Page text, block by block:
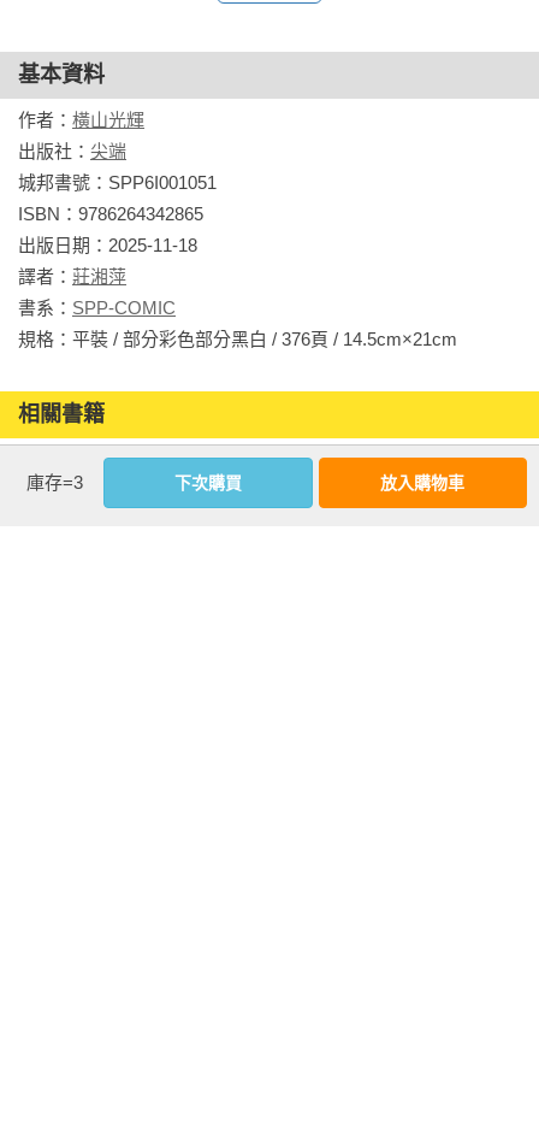
基本資料
作者： 橫山光輝
出版社： 尖端
城邦書號：SPP6I001051
ISBN：9786264342865
出版日期：2025-11-18
譯者： 莊湘萍
書系： SPP-COMIC
相關書籍
同書系 同分類 同出版社
庫存=3 下次購買 放入購物車